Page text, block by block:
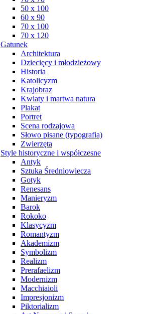
50 x 100
60 x 90
70 x 100
70 x 120
Gatunek
Architektura
Dziecięcy i młodzieżowy
Historia
Katolicyzm
Krajobraz
Kwiaty i martwa natura
Plakat
Portret
Scena rodzajowa
Słowo pisane (typografia)
Zwierzęta
Style historyczne i współczesne
Antyk
Sztuka Średniowiecza
Gotyk
Renesans
Manieryzm
Barok
Rokoko
Klasycyzm
Romantyzm
Akademizm
Symbolizm
Realizm
Prerafaelizm
Modernizm
Macchiaioli
Impresjonizm
Piktorializm